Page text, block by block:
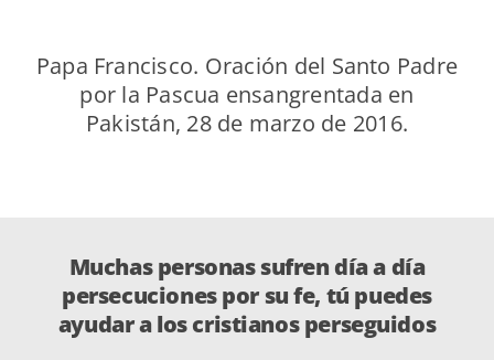
Papa Francisco. Oración del Santo Padre
por la Pascua ensangrentada en
Pakistán, 28 de marzo de 2016.
Muchas personas sufren día a día
persecuciones por su fe, tú puedes
ayudar a los cristianos perseguidos